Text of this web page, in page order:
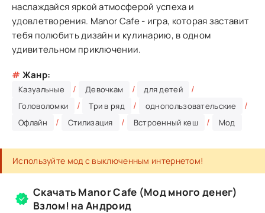
наслаждайся яркой атмосферой успеха и
удовлетворения. Manor Cafe - игра, которая заставит
тебя полюбить дизайн и кулинарию, в одном
удивительном приключении.
# Жанр:
Казуальные / Девочкам / для детей /
Головоломки / Три в ряд / однопользовательские /
Офлайн / Стилизация / Встроенный кеш / Мод
Используйте мод с выключенным интернетом!
Скачать Manor Cafe (Мод много денег)
Взлом! на Андроид